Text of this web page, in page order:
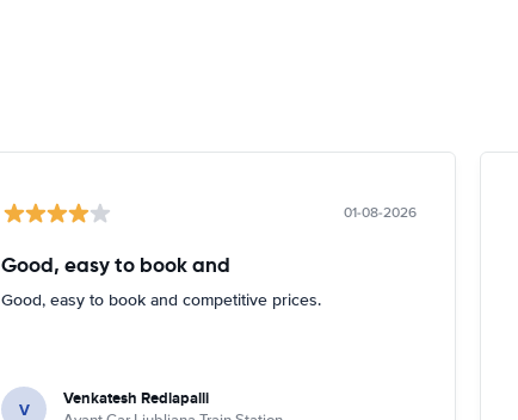
01-08-2026
Good, easy to book and
Good, easy to book and competitive prices.
V Venkatesh Redlapalli